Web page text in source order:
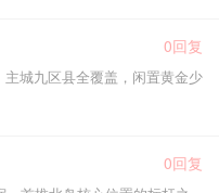
0回复
城九区县全覆盖，闲置黄金少
0回复